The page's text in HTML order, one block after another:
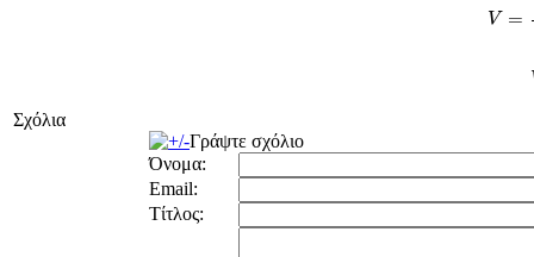
V =
Σχόλια
Γράψτε σχόλιο
Όνομα:
Email:
Τίτλος: